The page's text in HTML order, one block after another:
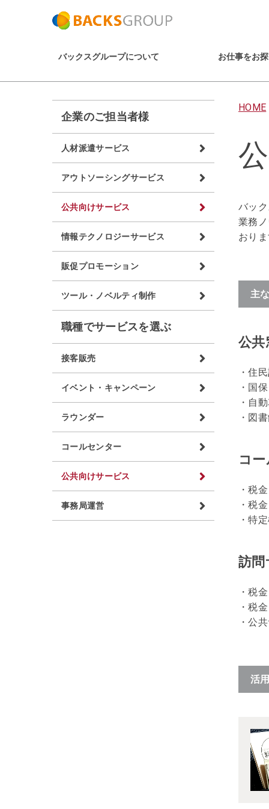
バックスグループについて お仕事をお
HOME
バッ
業務
おり
主
公共
住
国
自
図
コ
税
税
特
訪問
税
税
公
活
企業のご担当者様
人材派遣サービス
アウトソーシングサービス
公共向けサービス
情報テクノロジーサービス
販促プロモーション
ツール・ノベルティ制作
職種でサービスを選ぶ
接客販売
イベント・キャンペーン
ラウンダー
コールセンター
公共向けサービス
事務局運営